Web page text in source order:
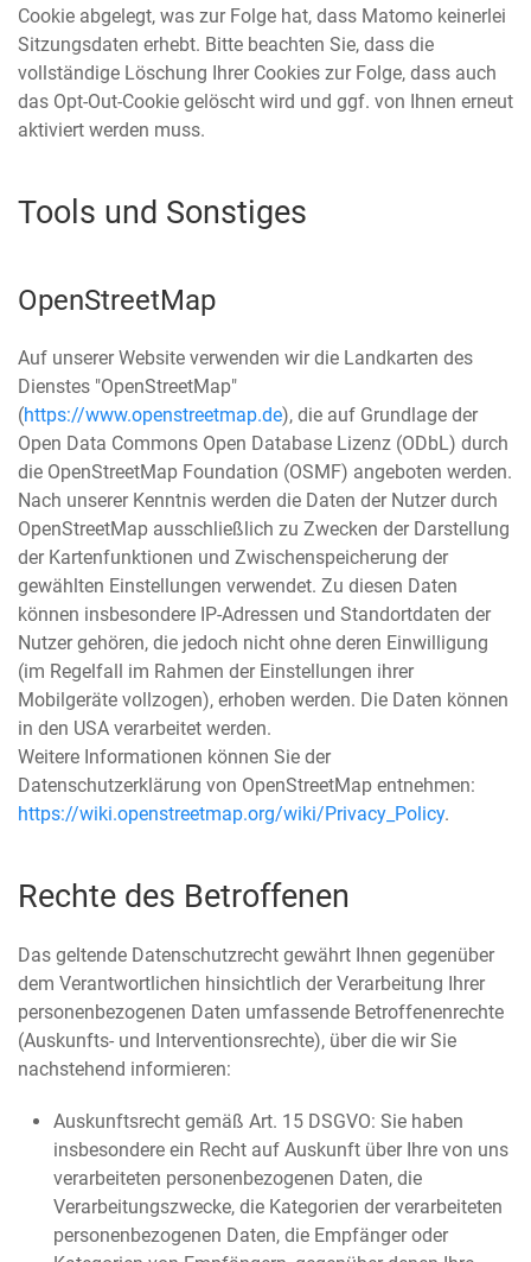
Cookie abgelegt, was zur Folge hat, dass Matomo keinerlei
Sitzungsdaten erhebt. Bitte beachten Sie, dass die
vollständige Löschung Ihrer Cookies zur Folge, dass auch
das Opt-Out-Cookie gelöscht wird und ggf. von Ihnen erneut
aktiviert werden muss.
Tools und Sonstiges
OpenStreetMap
Auf unserer Website verwenden wir die Landkarten des
Dienstes "OpenStreetMap"
(https://www.openstreetmap.de), die auf Grundlage der
Open Data Commons Open Database Lizenz (ODbL) durch
die OpenStreetMap Foundation (OSMF) angeboten werden.
Nach unserer Kenntnis werden die Daten der Nutzer durch
OpenStreetMap ausschließlich zu Zwecken der Darstellung
der Kartenfunktionen und Zwischenspeicherung der
gewählten Einstellungen verwendet. Zu diesen Daten
können insbesondere IP-Adressen und Standortdaten der
Nutzer gehören, die jedoch nicht ohne deren Einwilligung
(im Regelfall im Rahmen der Einstellungen ihrer
Mobilgeräte vollzogen), erhoben werden. Die Daten können
in den USA verarbeitet werden.
Weitere Informationen können Sie der
Datenschutzerklärung von OpenStreetMap entnehmen:
https://wiki.openstreetmap.org/wiki/Privacy_Policy.
Rechte des Betroffenen
Das geltende Datenschutzrecht gewährt Ihnen gegenüber
dem Verantwortlichen hinsichtlich der Verarbeitung Ihrer
personenbezogenen Daten umfassende Betroffenenrechte
(Auskunfts- und Interventionsrechte), über die wir Sie
nachstehend informieren:
Auskunftsrecht gemäß Art. 15 DSGVO: Sie haben
insbesondere ein Recht auf Auskunft über Ihre von uns
verarbeiteten personenbezogenen Daten, die
Verarbeitungszwecke, die Kategorien der verarbeiteten
personenbezogenen Daten, die Empfänger oder